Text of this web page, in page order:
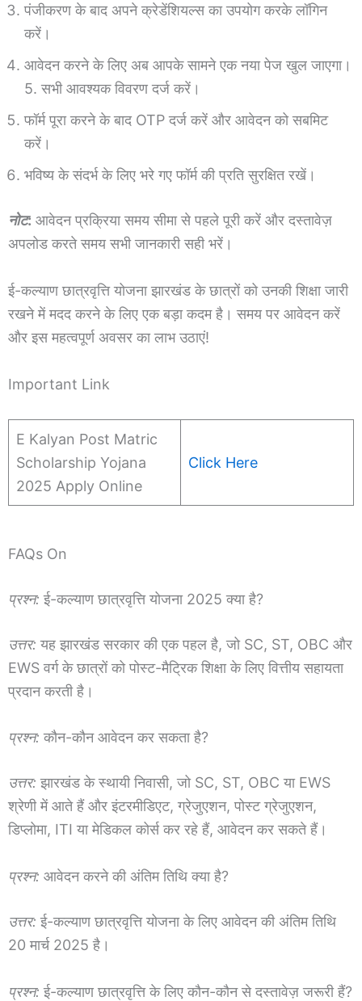
पंजीकरण के बाद अपने क्रेडेंशियल्स का उपयोग करके लॉगिन
करें।
आवेदन करने के लिए अब आपके सामने एक नया पेज खुल जाएगा।
5. सभी आवश्यक विवरण दर्ज करें।
फॉर्म पूरा करने के बाद OTP दर्ज करें और आवेदन को सबमिट
करें।
भविष्य के संदर्भ के लिए भरे गए फॉर्म की प्रति सुरक्षित रखें।
नोट: आवेदन प्रक्रिया समय सीमा से पहले पूरी करें और दस्तावेज़
अपलोड करते समय सभी जानकारी सही भरें।
ई-कल्याण छात्रवृत्ति योजना झारखंड के छात्रों को उनकी शिक्षा जारी
रखने में मदद करने के लिए एक बड़ा कदम है। समय पर आवेदन करें
और इस महत्वपूर्ण अवसर का लाभ उठाएं!
Important Link
E Kalyan Post Matric
Scholarship Yojana
2025 Apply Online
Click Here
FAQs On
प्रश्न: ई-कल्याण छात्रवृत्ति योजना 2025 क्या है?
उत्तर: यह झारखंड सरकार की एक पहल है, जो SC, ST, OBC और
EWS वर्ग के छात्रों को पोस्ट-मैट्रिक शिक्षा के लिए वित्तीय सहायता
प्रदान करती है।
प्रश्न: कौन-कौन आवेदन कर सकता है?
उत्तर: झारखंड के स्थायी निवासी, जो SC, ST, OBC या EWS
श्रेणी में आते हैं और इंटरमीडिएट, ग्रेजुएशन, पोस्ट ग्रेजुएशन,
डिप्लोमा, ITI या मेडिकल कोर्स कर रहे हैं, आवेदन कर सकते हैं।
प्रश्न: आवेदन करने की अंतिम तिथि क्या है?
उत्तर: ई-कल्याण छात्रवृत्ति योजना के लिए आवेदन की अंतिम तिथि
20 मार्च 2025 है।
प्रश्न: ई-कल्याण छात्रवृत्ति के लिए कौन-कौन से दस्तावेज़ जरूरी हैं?